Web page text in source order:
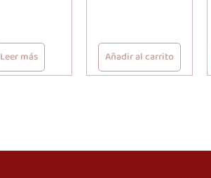
Leer más Añadir al carrito